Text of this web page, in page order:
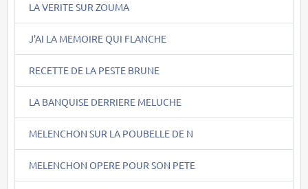
LA VERITE SUR ZOUMA
J'AI LA MEMOIRE QUI FLANCHE
RECETTE DE LA PESTE BRUNE
LA BANQUISE DERRIERE MELUCHE
MELENCHON SUR LA POUBELLE DE N
MELENCHON OPERE POUR SON PETE